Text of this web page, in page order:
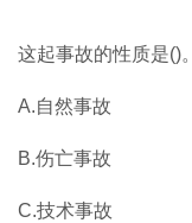
这起事故的性质是()。
A.自然事故
B.伤亡事故
C.技术事故